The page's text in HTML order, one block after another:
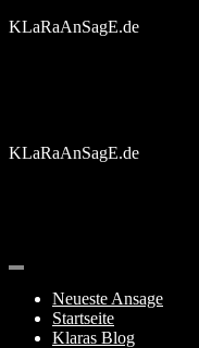
Skip
KLaRaAnSagE.de
KLaRaAnSagE.de
Neueste Ansage
Startseite
Klaras Blog